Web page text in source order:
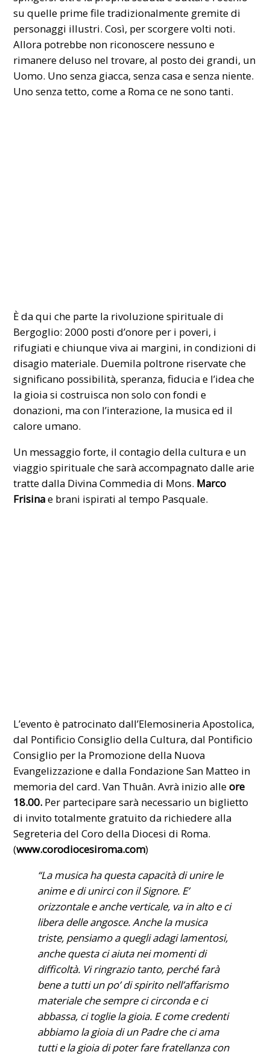
su quelle prime file tradizionalmente gremite di
personaggi illustri. Così, per scorgere volti noti.
Allora potrebbe non riconoscere nessuno e
rimanere deluso nel trovare, al posto dei grandi, un
Uomo. Uno senza giacca, senza casa e senza niente.
Uno senza tetto, come a Roma ce ne sono tanti.
È da qui che parte la rivoluzione spirituale di
Bergoglio: 2000 posti d’onore per i poveri, i
rifugiati e chiunque viva ai margini, in condizioni di
disagio materiale. Duemila poltrone riservate che
significano possibilità, speranza, fiducia e l’idea che
la gioia si costruisca non solo con fondi e
donazioni, ma con l’interazione, la musica ed il
calore umano.
Un messaggio forte, il contagio della cultura e un
viaggio spirituale che sarà accompagnato dalle arie
tratte dalla Divina Commedia di Mons. Marco
Frisinae brani ispirati al tempo Pasquale.
L’evento è patrocinato dall’Elemosineria Apostolica,
dal Pontificio Consiglio della Cultura, dal Pontificio
Consiglio per la Promozione della Nuova
Evangelizzazione e dalla Fondazione San Matteo in
memoria del card. Van Thuân. Avrà inizio alleore
18.00. Per partecipare sarà necessario un biglietto
di invito totalmente gratuito da richiedere alla
Segreteria del Coro della Diocesi di Roma.
(www.corodiocesiroma.com)
“La musica ha questa capacità di unire le
anime e di unirci con il Signore. E’
orizzontale e anche verticale, va in alto e ci
libera delle angosce. Anche la musica
triste, pensiamo a quegli adagi lamentosi,
anche questa ci aiuta nei momenti di
difficoltà. Vi ringrazio tanto, perché farà
bene a tutti un po’ di spirito nell’affarismo
materiale che sempre ci circonda e ci
abbassa, ci toglie la gioia. E come credenti
abbiamo la gioia di un Padre che ci ama
tutti e la gioia di poter fare fratellanza con